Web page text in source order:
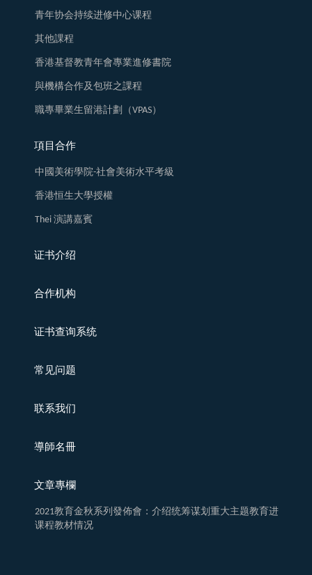
青年协会持续进修中心课程
其他課程
香港基督教青年會專業進修書院
與機構合作及包班之課程
職專畢業生留港計劃（VPAS）
項目合作
中國美術學院-社會美術水平考級
香港恒生大學授權
Thei 演講嘉賓
证书介绍
合作机构
证书查询系统
常见问题
联系我们
導師名冊
文章專欄
2021教育金秋系列發佈會：介绍统筹谋划重大主题教育进
课程教材情况